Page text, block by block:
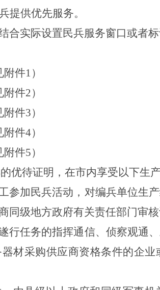
提供优先服务。
合实际设置民兵服务窗口或者标
附件1）
附件2）
附件3）
附件4）
附件5）
优待证明，在市内享受以下生
参加民兵活动，对编兵单位生
同级地方政府有关责任部门审核
行任务的指挥通信、侦察观通
材采购供应商资格条件的企